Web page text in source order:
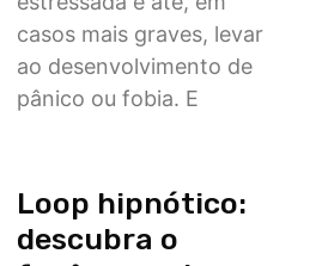
casos mais graves, levar
ao desenvolvimento de
pânico ou fobia. E
Loop hipnótico:
descubra o